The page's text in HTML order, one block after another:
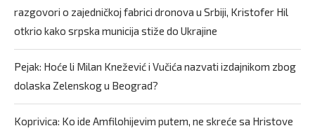
razgovori o zajedničkoj fabrici dronova u Srbiji, Kristofer Hil
otkrio kako srpska municija stiže do Ukrajine
Pejak: Hoće li Milan Knežević i Vučića nazvati izdajnikom zbog
dolaska Zelenskog u Beograd?
Koprivica: Ko ide Amfilohijevim putem, ne skreće sa Hristove